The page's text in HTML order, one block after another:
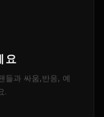
요
들과 싸움,반응, 예
.